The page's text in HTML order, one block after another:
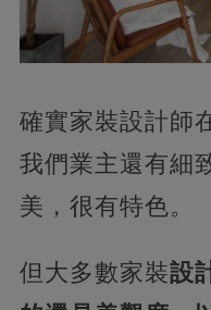
確實家裝設計師
我們業主還有細
美，很有特色。
但大多數家裝設